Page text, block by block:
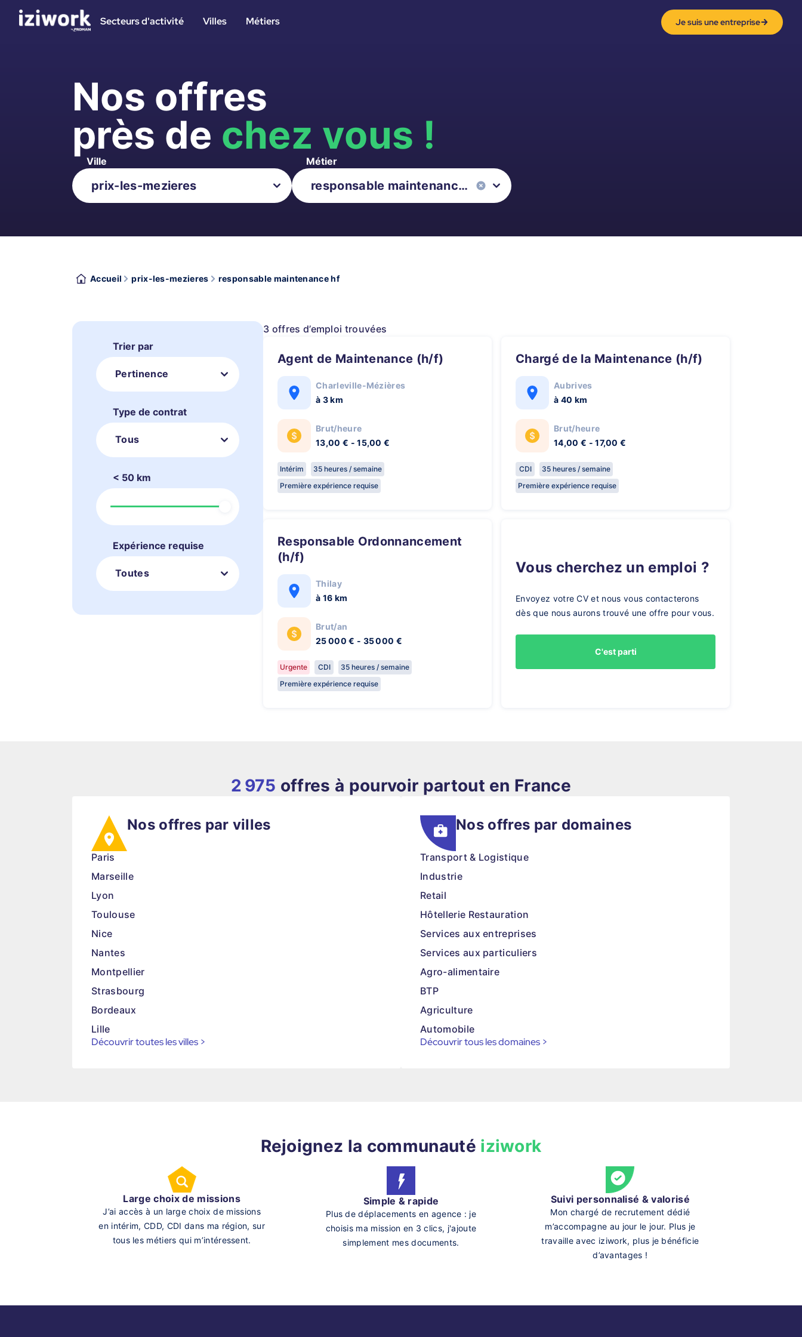
Secteurs d'activité Villes Métiers Je suis une entreprise
Nos offres
près de chez vous !
Ville Métier
Accueil prix-les-mezieres responsable maintenance hf
Trier par
Pertinence
Type de contrat
Tous
< 50 km
Expérience requise
Toutes
3 offres d’emploi trouvées
Agent de Maintenance (h/f)
Charleville-Mézières
à 3 km
Brut/heure
13,00 € - 15,00 €
Intérim
35 heures / semaine
Première expérience requise
Chargé de la Maintenance (h/f)
Aubrives
à 40 km
Brut/heure
14,00 € - 17,00 €
CDI
35 heures / semaine
Première expérience requise
Responsable Ordonnancement
(h/f)
Thilay
à 16 km
Brut/an
25 000 € - 35 000 €
Urgente CDI
35 heures / semaine
Première expérience requise
Vous cherchez un emploi ?
Envoyez votre CV et nous vous contacterons
dès que nous aurons trouvé une offre pour vous.
C'est parti
2 975 offres à pourvoir partout en France
Nos offres par villes
Paris
Marseille
Lyon
Toulouse
Nice
Nantes
Montpellier
Strasbourg
Bordeaux
Lille
Découvrir toutes les villes >
Nos offres par domaines
Transport & Logistique
Industrie
Retail
Hôtellerie Restauration
Services aux entreprises
Services aux particuliers
Agro-alimentaire
BTP
Agriculture
Automobile
Découvrir tous les domaines >
Rejoignez la communauté iziwork
Large choix de missions
J’ai accès à un large choix de missions
en intérim, CDD, CDI dans ma région, sur
tous les métiers qui m’intéressent.
Simple & rapide
Plus de déplacements en agence : je
choisis ma mission en 3 clics, j'ajoute
simplement mes documents.
Suivi personnalisé & valorisé
Mon chargé de recrutement dédié
m’accompagne au jour le jour. Plus je
travaille avec iziwork, plus je bénéficie
d’avantages !